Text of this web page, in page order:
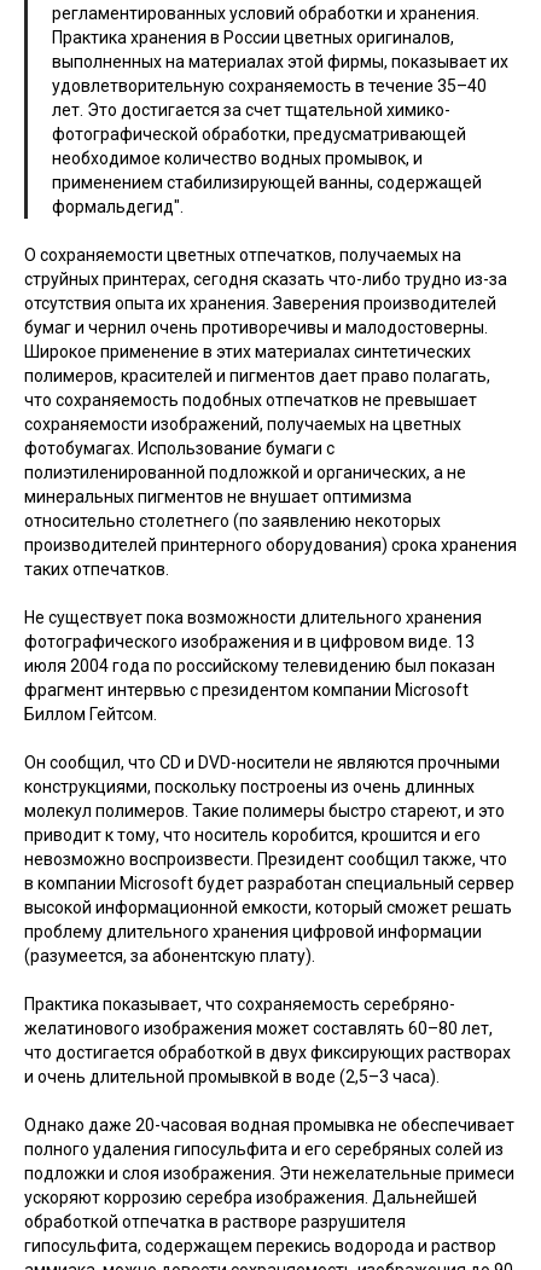
регламентированных условий обработки и хранения.
Практика хранения в России цветных оригиналов,
выполненных на материалах этой фирмы, показывает их
удовлетворительную сохраняемость в течение 35–40
лет. Это достигается за счет тщательной химико-
фотографической обработки, предусматривающей
необходимое количество водных промывок, и
применением стабилизирующей ванны, содержащей
формальдегид".
О сохраняемости цветных отпечатков, получаемых на
струйных принтерах, сегодня сказать что-либо трудно из-за
отсутствия опыта их хранения. Заверения производителей
бумаг и чернил очень противоречивы и малодостоверны.
Широкое применение в этих материалах синтетических
полимеров, красителей и пигментов дает право полагать,
что сохраняемость подобных отпечатков не превышает
сохраняемости изображений, получаемых на цветных
фотобумагах. Использование бумаги с
полиэтиленированной подложкой и органических, а не
минеральных пигментов не внушает оптимизма
относительно столетнего (по заявлению некоторых
производителей принтерного оборудования) срока хранения
таких отпечатков.
Не существует пока возможности длительного хранения
фотографического изображения и в цифровом виде. 13
июля 2004 года по российскому телевидению был показан
фрагмент интервью с президентом компании Microsoft
Биллом Гейтсом.
Он сообщил, что CD и DVD-носители не являются прочными
конструкциями, поскольку построены из очень длинных
молекул полимеров. Такие полимеры быстро стареют, и это
приводит к тому, что носитель коробится, крошится и его
невозможно воспроизвести. Президент сообщил также, что
в компании Microsoft будет разработан специальный сервер
высокой информационной емкости, который сможет решать
проблему длительного хранения цифровой информации
(разумеется, за абонентскую плату).
Практика показывает, что сохраняемость серебряно-
желатинового изображения может составлять 60–80 лет,
что достигается обработкой в двух фиксирующих растворах
и очень длительной промывкой в воде (2,5–3 часа).
Однако даже 20-часовая водная промывка не обеспечивает
полного удаления гипосульфита и его серебряных солей из
подложки и слоя изображения. Эти нежелательные примеси
ускоряют коррозию серебра изображения. Дальнейшей
обработкой отпечатка в растворе разрушителя
гипосульфита, содержащем перекись водорода и раствор